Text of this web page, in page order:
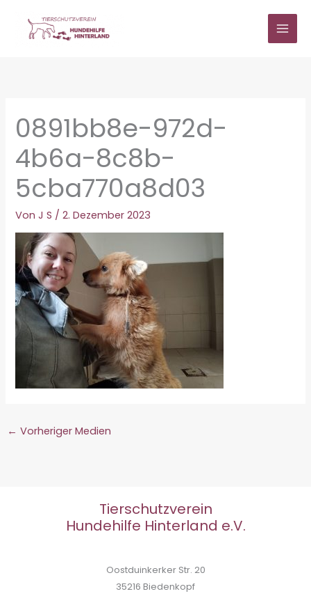
springen
0891bb8e-972d-
4b6a-8c8b-
5cba770a8d03
VonJ S /2. Dezember 2023
← Vorheriger Medien
Tierschutzverein
Hundehilfe Hinterland e.V.
Oostduinkerker Str. 20
35216 Biedenkopf